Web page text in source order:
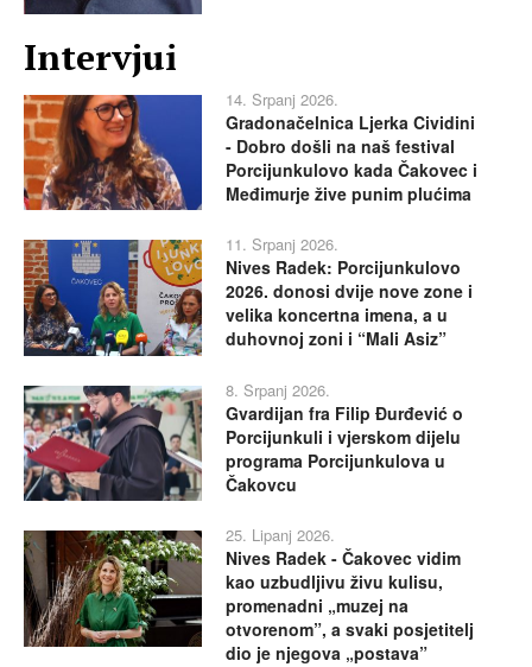
Intervjui
14. Srpanj 2026.
Gradonačelnica Ljerka Cividini
- Dobro došli na naš festival
Porcijunkulovo kada Čakovec i
Međimurje žive punim plućima
11. Srpanj 2026.
Nives Radek: Porcijunkulovo
2026. donosi dvije nove zone i
velika koncertna imena, a u
duhovnoj zoni i “Mali Asiz”
8. Srpanj 2026.
Gvardijan fra Filip Đurđević o
Porcijunkuli i vjerskom dijelu
programa Porcijunkulova u
Čakovcu
25. Lipanj 2026.
Nives Radek - Čakovec vidim
kao uzbudljivu živu kulisu,
promenadni „muzej na
otvorenom”, a svaki posjetitelj
dio je njegova „postava”